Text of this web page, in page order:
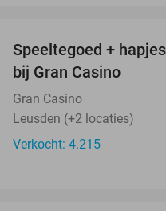
Speeltegoed +
bij Gran Casino
Gran Casino
Leusden (+2 locaties)
Verkocht: 4.215